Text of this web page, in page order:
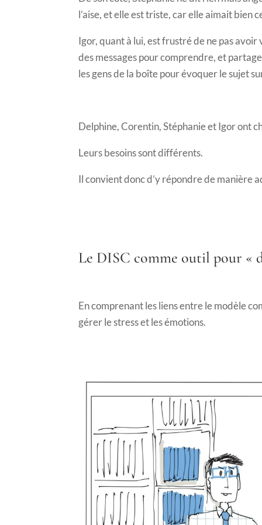
l’aise, et elle est triste, car elle aimait bien
Igor, quant à lui, est frustré de ne pas avoir
des messages pour comprendre, et
les gens de la boîte pour évoquer le sujet
Delphine, Corentin, Stéphanie et Igor ont
Leurs besoins sont différents.
Il convient donc d’y répondre de manière
Le DISC comme outil pour «
En comprenant les liens entre le modèle
gérer le stress et les émotions.